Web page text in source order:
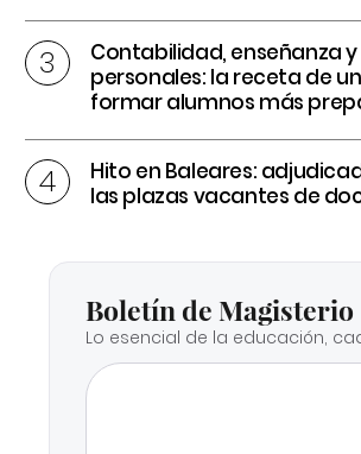
Contabilidad, enseñanza
personales: la receta de
formar alumnos más
Hito en Baleares:
las plazas vacantes de
Boletín de Magisterio
Lo esencial de la educación,